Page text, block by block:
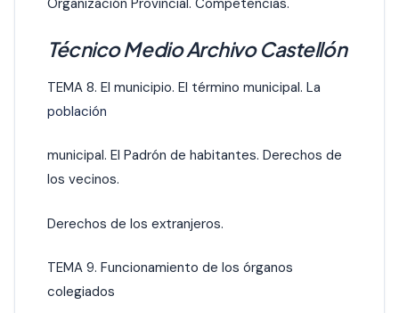
Organización Provincial. Competencias.
Técnico Medio Archivo Castellón
TEMA 8. El municipio. El término municipal. La
población
municipal. El Padrón de habitantes. Derechos de
los vecinos.
Derechos de los extranjeros.
TEMA 9. Funcionamiento de los órganos
colegiados